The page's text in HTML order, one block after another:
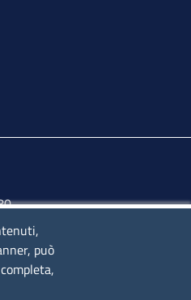
pomeriggio: 16,00 -
può